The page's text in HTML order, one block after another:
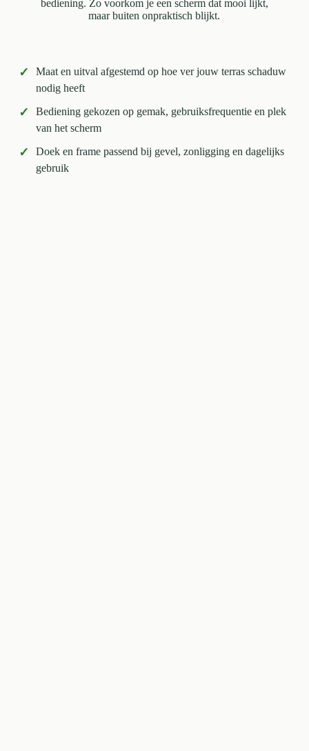
bediening. Zo voorkom je een scherm dat mooi lijkt,
maar buiten onpraktisch blijkt.
✓
Maat en uitval afgestemd op hoe ver jouw terras schaduw
nodig heeft
✓
Bediening gekozen op gemak, gebruiksfrequentie en plek
van het scherm
✓
Doek en frame passend bij gevel, zonligging en dagelijks
gebruik